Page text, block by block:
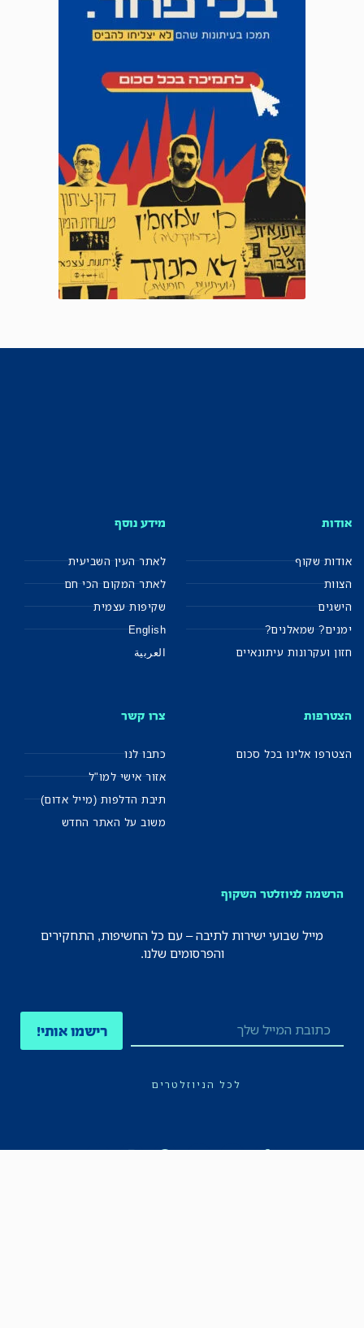
אודות
אודות שקוף
הצוות
הישגים
ימנים? שמאלנים?
חזון ועקרונות עיתונאיים
מידע נוסף
לאתר העין השביעית
לאתר המקום הכי חם
שקיפות עצמית
English
العربية
הצטרפות
הצטרפו אלינו בכל סכום
צרו קשר
כתבו לנו
אזור אישי למו"ל
תיבת הדלפות (מייל אדום)
משוב על האתר החדש
הרשמה לניוזלטר השקוף
מייל שבועי ישירות לתיבה – עם כל החשיפות, התחקירים
והפרסומים שלנו.
רישמו אותי!
לכל הניוזלטרים